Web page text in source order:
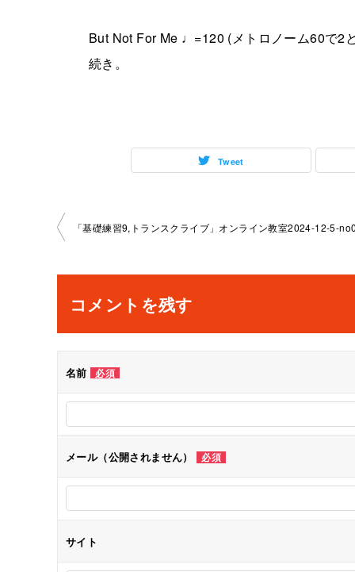
But Not For Me ♩=120 (メトロノーム60で2
続き。
Tweet
投
ナ
ビ
ゲ
ー
シ
ョ
コメントを残す
名前 必須
メール（公開されません） 必須
サイト